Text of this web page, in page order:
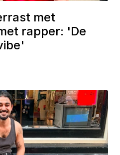
met
rapper: 'De